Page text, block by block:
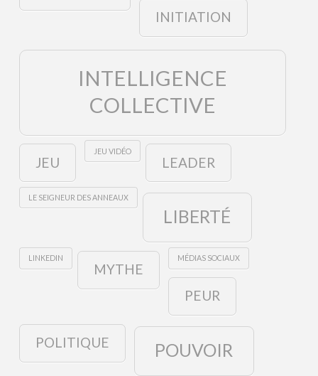
INITIATION
INTELLIGENCE
COLLECTIVE
JEU
JEU VIDÉO
LEADER
LE SEIGNEUR DES ANNEAUX
LIBERTÉ
LINKEDIN
MYTHE
MÉDIAS SOCIAUX
PEUR
POLITIQUE POUVOIR